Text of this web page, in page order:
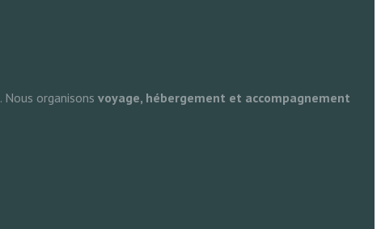
. Nous organisons voyage, hébergement et accompagnement